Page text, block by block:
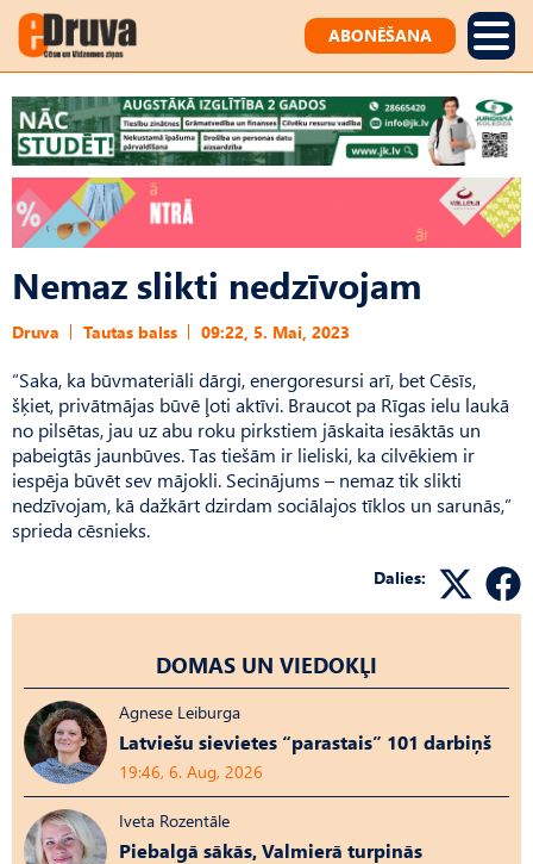
ABONĒŠANA
Nemaz slikti nedzīvojam
Druva Tautas balss 09:22, 5. Mai, 2023
“Saka, ka būvmateriāli dārgi, energoresursi arī, bet Cēsīs,
šķiet, privātmājas būvē ļoti aktīvi. Braucot pa Rīgas ielu laukā
no pilsētas, jau uz abu roku pirkstiem jāskaita iesāktās un
pabeigtās jaunbūves. Tas tiešām ir lieliski, ka cilvēkiem ir
iespēja būvēt sev mājokli. Secinā­jums – nemaz tik slikti
nedzīvojam, kā dažkārt dzirdam soci­ālajos tīklos un sarunās,”
sprieda cēsnieks.
Dalies:
DOMAS UN VIEDOKĻI
Agnese Leiburga
Latviešu sievietes “parastais” 101 darbiņš
19:46, 6. Aug, 2026
Iveta Rozentāle
Piebalgā sākās, Valmierā turpinās